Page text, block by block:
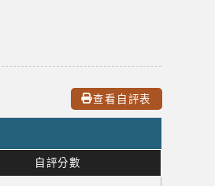
查看自評表
自評分數